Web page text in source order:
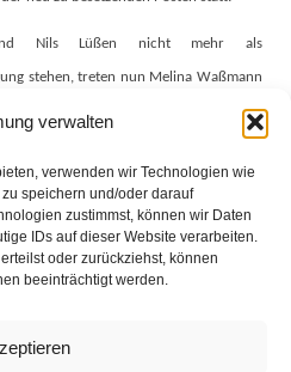
verwalten
verwenden wir Technologien wie
speichern und/oder darauf
zustimmst, können wir Daten
IDs auf dieser Website verarbeiten.
oder zurückziehst, können
beeinträchtigt werden.
Nils Lüßen nicht mehr als
stehen, treten nun Melina Waßmann
wird künftig von Christoph Hartmann
beiden Ortsbrandmeister, Thomas Türke